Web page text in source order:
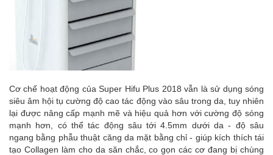
Cơ chế hoạt động của Super Hifu Plus 2018 vẫn là sử dụng sóng
siêu âm hội tụ cường độ cao tác động vào sâu trong da, tuy nhiên
lại được nâng cấp mạnh mẽ và hiệu quả hơn với cường độ sóng
mạnh hơn, có thể tác động sâu tới 4.5mm dưới da - độ sâu
ngang bằng phẫu thuật căng da mặt bằng chỉ - giúp kích thích tái
tạo Collagen làm cho da săn chắc, co gọn các cơ đang bị chùng